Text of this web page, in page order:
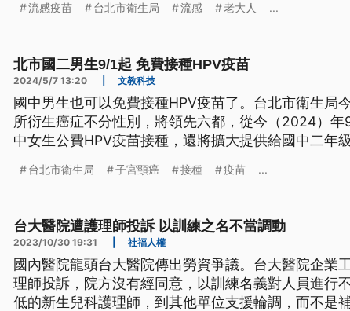
A型流感H3N2，或者B型流感為主，呼籲民眾盡速接種
流感疫苗 台北市衛生局 流感 老大人 ...
北市國二男生9/1起 免費接種HPV疫苗
2024/5/7 13:20 文教科技
國中男生也可以免費接種HPV疫苗了。台北市衛生局
所衍生癌症不分性別，將領先六都，從今（2024）年
中女生公費HPV疫苗接種，還將擴大提供給國中二年
台北市衛生局 子宮頸癌 接種 疫苗 ...
台大醫院遭護理師投訴 以訓練之名不當調動
2023/10/30 19:31 社福人權
國內醫院龍頭台大醫院傳出勞資爭議。台大醫院企業
理師投訴，院方沒有經同意，以訓練名義對人員進行
低的新生兒科護理師，到其他單位支援輪調，而不是